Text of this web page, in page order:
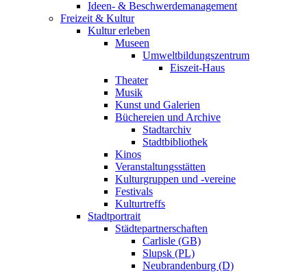
Ideen- & Beschwerdemanagement
Freizeit & Kultur
Kultur erleben
Museen
Umweltbildungszentrum
Eiszeit-Haus
Theater
Musik
Kunst und Galerien
Büchereien und Archive
Stadtarchiv
Stadtbibliothek
Kinos
Veranstaltungsstätten
Kulturgruppen und -vereine
Festivals
Kulturtreffs
Stadtportrait
Städtepartnerschaften
Carlisle (GB)
Slupsk (PL)
Neubrandenburg (D)